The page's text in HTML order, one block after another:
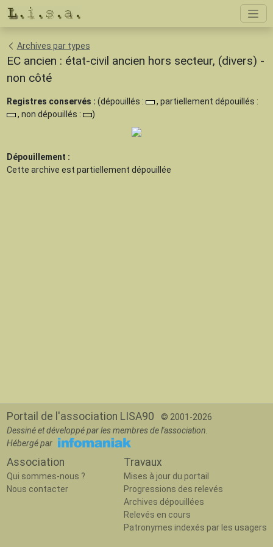
Archives par types
EC ancien : état-civil ancien hors secteur, (divers) -
non côté
Registres conservés : (dépouillés :
, partiellement dépouillés :
, non dépouillés :
)
Dépouillement :
Cette archive est partiellement dépouillée
Portail de l'association LISA90
© 2001-2026
Dessiné et développé par les membres de l'association.
Hébergé par
Association
Qui sommes-nous ?
Nous contacter
Travaux
Mises à jour du portail
Progressions des relevés
Archives dépouillées
Relevés en cours
Patronymes indexés par les usagers